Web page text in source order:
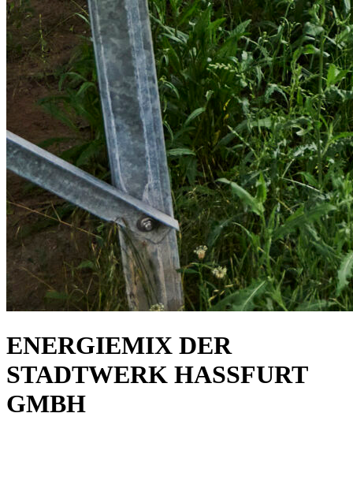
ENERGIEMIX DER
STADTWERK HASSFURT
GMBH